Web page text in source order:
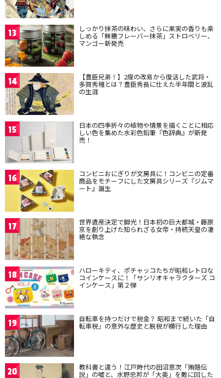
13 しっかり抹茶の味わい、さらに果実の香りも楽
しめる「無糖フレーバー抹茶」ストロベリー、
マンゴー新発売
14 【豊臣兄弟！】2度の改易から復活した武将・
多賀秀種とは？豊臣秀長に仕えた半年間と波乱
の生涯
15 日本の四季折々の植物や情景を描くことに相応
しい色を集めた水彩色鉛筆『色辞典』が新発
売！
16 コンビニおにぎりが文房具に！コンビニの定番
商品をモチーフにした文房具シリーズ『ジムマ
ート』誕生
17 世界遺産決定で脚光！日本初の巨大都城・藤原
京を創り上げた知られざる女帝・持統天皇の凄
絶な執念
18 ハローキティ、ポチャッコたちが昭和レトロな
コインケースに！「サンリオキャラクターズ コ
インケース」第２弾
19 自転車を持つだけで税金？ 昭和まで続いた「自
転車税」の意外な歴史と脱税が横行した理由
20 教科書と違う！江戸時代の田沼意次「賄賂伝
説」の嘘と、水野忠邦が「大奥」を敵に回した